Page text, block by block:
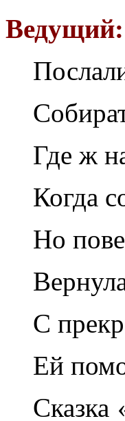
Ведущий:
Где ж
Когда
Но
С
Ей
Сказка